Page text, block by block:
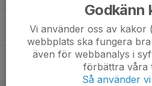
18:30
Ritorps ishall 1
Godkänn
Vi använder oss av kakor
webbplats ska fungera
även för webbanalys i
förbättra våra
Så använder